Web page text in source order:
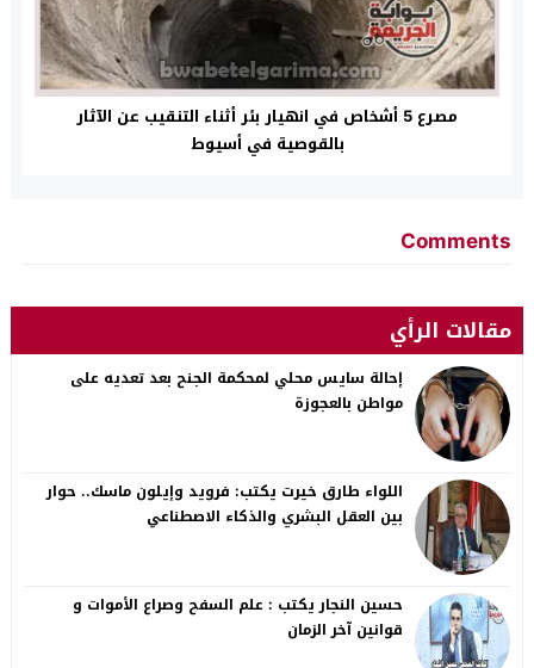
مصرع 5 أشخاص في انهيار بئر أثناء التنقيب عن الآثار
بالقوصية في أسيوط
Comments
مقالات الرأي
إحالة سايس محلي لمحكمة الجنح بعد تعديه على
مواطن بالعجوزة
اللواء طارق خيرت يكتب: فرويد وإيلون ماسك.. حوار
بين العقل البشري والذكاء الاصطناعي
حسين النجار يكتب : علم السفح وصراع الأموات و
قوانين آخر الزمان